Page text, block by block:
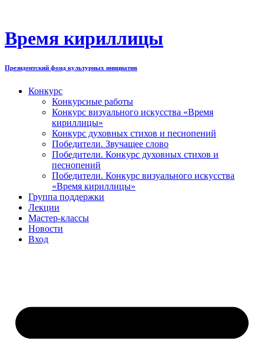
содержимому
Время кириллицы
Президентский фонд культурных инициатив
Конкурс
Конкурсные работы
Конкурс визуального искусства «Время
кириллицы»
Конкурс духовных стихов и песнопений
Победители. Звучащее слово
Победители. Конкурс духовных стихов и
песнопений
Победители. Конкурс визуального искусства
«Время кириллицы»
Группа поддержки
Лекции
Мастер-классы
Новости
Вход